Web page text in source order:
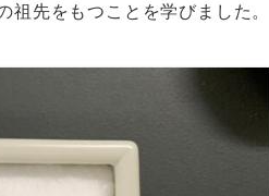
先をもつことを学びました。